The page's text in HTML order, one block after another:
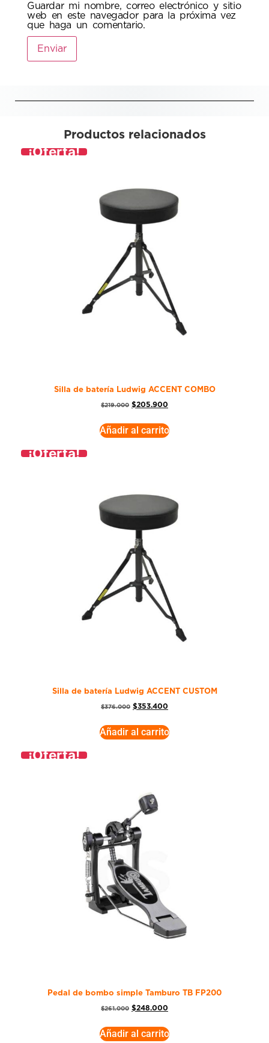
Guardar mi nombre, correo electrónico y sitio
web en este navegador para la próxima vez
que haga un comentario.
Productos relacionados
¡Oferta!
Silla de batería Ludwig ACCENT COMBO
$219.000 $205.900
Añadir al carrito
¡Oferta!
Silla de batería Ludwig ACCENT CUSTOM
$376.000 $353.400
Añadir al carrito
¡Oferta!
Pedal de bombo simple Tamburo TB FP200
$261.000 $248.000
Añadir al carrito